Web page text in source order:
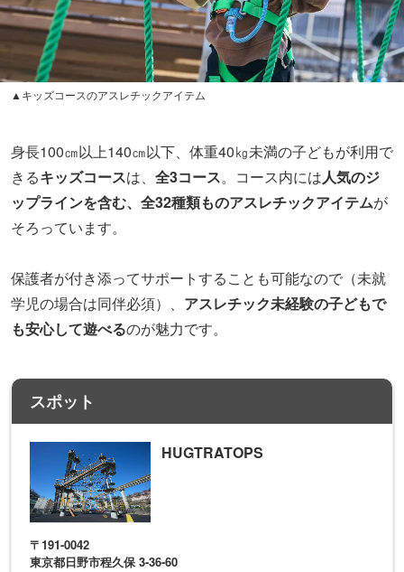
▲キッズコースのアスレチックアイテム
身長100㎝以上140㎝以下、体重40㎏未満の子どもが利用で
きるキッズコースは、 全3コース。コース内には人気のジ
ップラインを含む、全32種類ものアスレチックアイテムが
そろっています。
保護者が付き添ってサポートすることも可能なので（未就
学児の場合は同伴必須）、 アスレチック未経験の子どもで
も安心して遊べるのが魅力です。
スポット
HUGTRATOPS
〒191-0042
東京都日野市程久保 3-36-60